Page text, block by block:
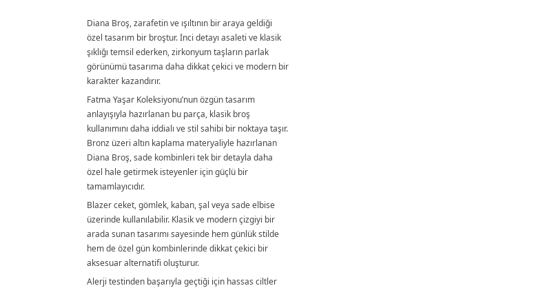
Diana Broş, zarafetin ve ışıltının bir araya geldiği
özel tasarım bir broştur. İnci detayı asaleti ve klasik
şıklığı temsil ederken, zirkonyum taşların parlak
görünümü tasarıma daha dikkat çekici ve modern bir
karakter kazandırır.
Fatma Yaşar Koleksiyonu’nun özgün tasarım
anlayışıyla hazırlanan bu parça, klasik broş
kullanımını daha iddialı ve stil sahibi bir noktaya taşır.
Bronz üzeri altın kaplama materyaliyle hazırlanan
Diana Broş, sade kombinleri tek bir detayla daha
özel hale getirmek isteyenler için güçlü bir
tamamlayıcıdır.
Blazer ceket, gömlek, kaban, şal veya sade elbise
üzerinde kullanılabilir. Klasik ve modern çizgiyi bir
arada sunan tasarımı sayesinde hem günlük stilde
hem de özel gün kombinlerinde dikkat çekici bir
aksesuar alternatifi oluşturur.
Alerji testinden başarıyla geçtiği için hassas ciltler